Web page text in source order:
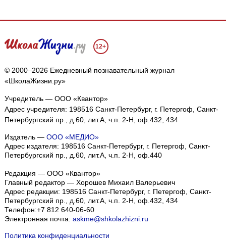
12+
© 2000–2026 Ежедневный познавательный журнал
«ШколаЖизни.ру»
Учредитель — ООО «Квантор»
Адрес учредителя: 198516 Санкт-Петербург, г. Петергоф, Санкт-
Петербургский пр., д.60, лит.А, ч.п. 2-Н, оф.432, 434
Издатель — ООО «МЕДИО»
Адрес издателя: 198516 Санкт-Петербург, г. Петергоф, Санкт-
Петербургский пр., д.60, лит.А, ч.п. 2-Н, оф.440
Редакция — ООО «Квантор»
Главный редактор — Хорошев Михаил Валерьевич
Адрес редакции: 198516 Санкт-Петербург, г. Петергоф Санкт-
Петербургский пр., д.60, лит.А, ч.п. 2-Н, оф.432, 434
Телефон:+7 812 640-06-60
Электронная почта: askme@shkolazhizni.ru
Политика конфиденциальности